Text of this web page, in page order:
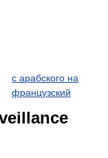
с арабского на
французский